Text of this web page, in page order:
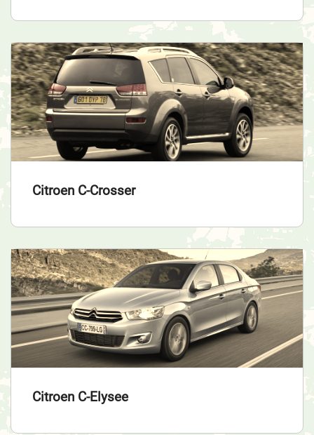
Citroen C-Crosser
Citroen C-Elysee